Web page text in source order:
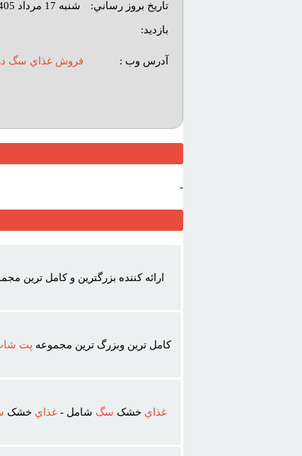
تاريخ بروز رساني: شنبه 17 مرداد 1405
بازديد:
آدرس وب :‌ فروش غذاي سگ
-
ارائه کننده بزرگترين و کامل ترين
کامل ترين وبزرگ ترين مجموعه پت
غذاي خشک سگ شامل -غذاي خشک